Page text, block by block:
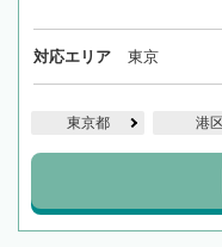
対応エリア 東京
東京都 港区